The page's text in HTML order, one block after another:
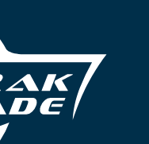
пружинах
Подседельный